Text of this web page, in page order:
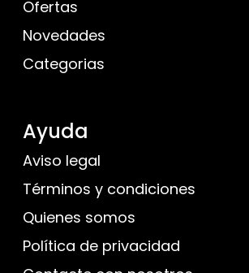
Ofertas
Novedades
Categorias
Ayuda
Aviso legal
Términos y condiciones
Quienes somos
Política de privacidad